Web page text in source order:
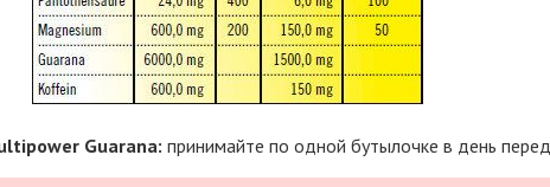
Guarana: принимайте по одной бутылочке в день